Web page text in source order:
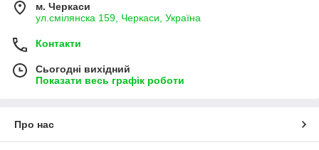
м. Черкаси
ул.смілянска 159, Черкаси, Україна
Контакти
Сьогодні вихідний
Показати весь графік роботи
Про нас